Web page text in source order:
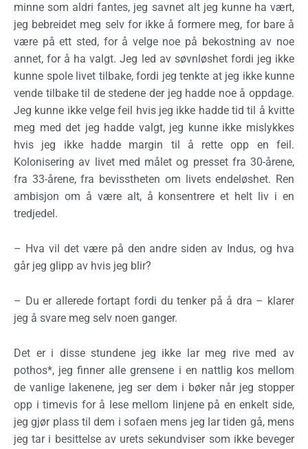
minne som aldri fantes, jeg savnet alt jeg kunne ha vært,
jeg bebreidet meg selv for ikke å formere meg, for bare å
være på ett sted, for å velge noe på bekostning av noe
annet, for å ha valgt. Jeg led av søvnløshet fordi jeg ikke
kunne spole livet tilbake, fordi jeg tenkte at jeg ikke kunne
vende tilbake til de stedene der jeg hadde noe å oppdage.
Jeg kunne ikke velge feil hvis jeg ikke hadde tid til å kvitte
meg med det jeg hadde valgt, jeg kunne ikke mislykkes
hvis jeg ikke hadde margin til å rette opp en feil.
Kolonisering av livet med målet og presset fra 30-årene,
fra 33-årene, fra bevisstheten om livets endeløshet. Ren
ambisjon om å være alt, å konsentrere et helt liv i en
tredjedel.
– Hva vil det være på den andre siden av Indus, og hva
går jeg glipp av hvis jeg blir?
– Du er allerede fortapt fordi du tenker på å dra – klarer
jeg å svare meg selv noen ganger.
Det er i disse stundene jeg ikke lar meg rive med av
pothos*, jeg finner alle grensene i en nattlig kos mellom
de vanlige lakenene, jeg ser dem i bøker når jeg stopper
opp i timevis for å lese mellom linjene på en enkelt side,
jeg gjør plass til dem i sofaen mens jeg lar tiden gå, mens
jeg tar i besittelse av urets sekundviser som ikke beveger